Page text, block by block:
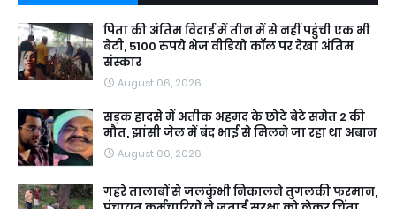
पिता की अंतिम विदाई में तीन में से नहीं पहुंची एक भी
बेटी, 5100 रुपये भेज वीडियो कॉल पर देखा अंतिम
संस्कार
August 06, 2026
सड़क हादसे में अतीक अहमद के छोटे बेटे समेत 2 की
मौत, झांसी जेल में बंद भाई से मिलने जा रहा था अबान
August 06, 2026
गहरे तालाबों से जलकुंभी निकालने तुगलकी फरमान,